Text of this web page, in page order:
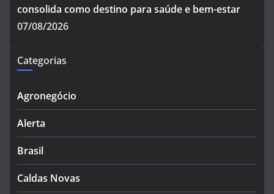
consolida como destino para saúde e bem-estar
07/08/2026
Categorias
Agronegócio
Alerta
Brasil
Caldas Novas